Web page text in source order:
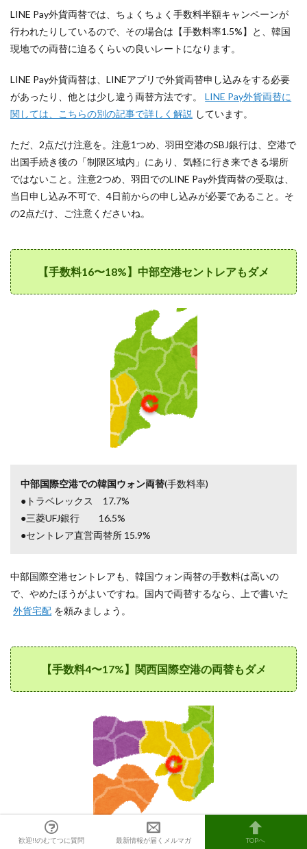
LINE Pay外貨両替では、ちょくちょく手数料半額キャンペーンが
行われたりしているので、その場合は【手数料率1.5%】と、韓国
現地での両替に迫るくらいの良いレートになります。
LINE Pay外貨両替は、LINEアプリで外貨両替申し込みをする必要
があったり、他とは少し違う両替方法です。
LINE Pay外貨両替に
関しては、こちらの別の記事で詳しく解説 しています。
ただ、2点だけ注意を。注意1つめ、羽田空港のSBJ銀行は、空港で
出国手続き後の「制限区域内」にあり、気軽に行き来できる場所
ではないこと。注意2つめ、羽田でのLINE Pay外貨両替の受取は、
当日申し込み不可で、4日前からの申し込みが必要であること。そ
の2点だけ、ご注意くださいね。
【手数料16〜18%】中部空港セントレアもダメ
中部国際空港での韓国ウォン両替(手数料率)
●トラベレックス 17.7%
●三菱UFJ銀行 16.5%
●セントレア直営両替所 15.9%
中部国際空港セントレアも、韓国ウォン両替の手数料は高いの
で、やめたほうがよいですね。国内で両替するなら、上で書いた
外貨宅配 を頼みましょう。
【手数料4〜17%】関西国際空港の両替もダメ
歓迎!!のむてつに質問 最新情報が届くメルマガ TOPへ